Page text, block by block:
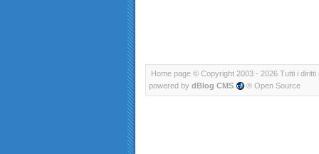
Home page © Copyright 2003 - 2026 Tutti i diritti
powered by dBlog CMS ® Open Source